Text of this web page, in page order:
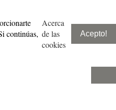
continúas,
Acerca
de las
cookies
Acepto!